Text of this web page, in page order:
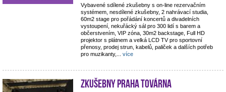
Vybavené sdílené zkušebny s on-line rezervačním
systémem, nesdílené zkušebny, 2 nahrávací studia,
60m2 stage pro pořádání koncertů a divadelních
vystoupení, nekuřácký sál pro 300 lidí s barem a
občerstvením, VIP zóna, 30m2 backstage, Full HD
projektor s plátnem a velká LCD TV pro sportovní
přenosy, prodej strun, kabelů, paliček a dalších potřeb
pro muzikanty,
více
Zkušebny Praha Továrna